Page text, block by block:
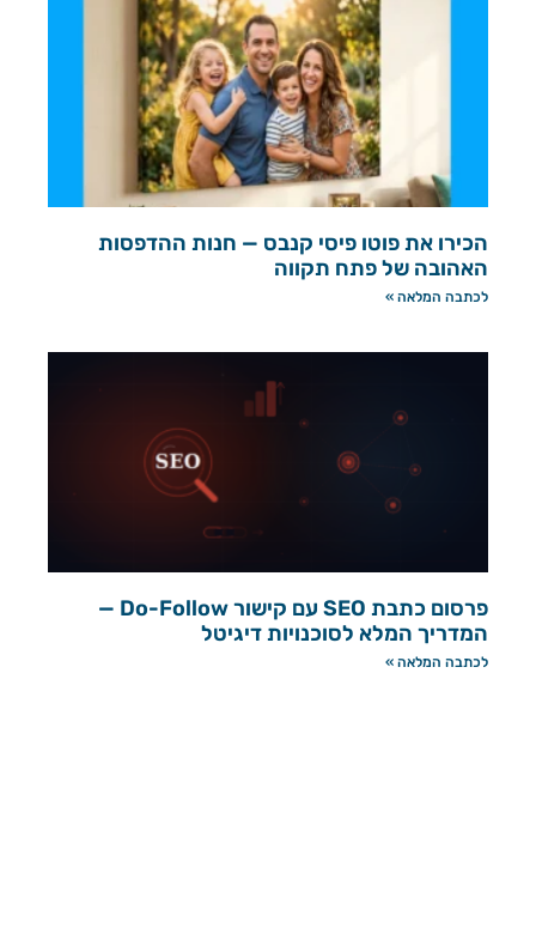
הכירו את פוטו פיסי קנבס — חנות ההדפסות
האהובה של פתח תקווה
לכתבה המלאה »
פרסום כתבת SEO עם קישור Do-Follow —
המדריך המלא לסוכנויות דיגיטל
לכתבה המלאה »